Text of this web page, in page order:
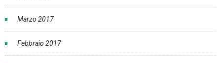
Marzo 2017
Febbraio 2017